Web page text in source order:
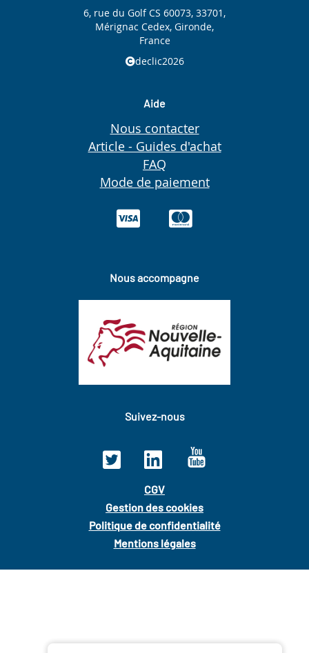
6, rue du Golf CS 60073, 33701,
Mérignac Cedex, Gironde,
France
declic2026
Aide
Nous contacter
Article - Guides d'achat
FAQ
Mode de paiement
Nous accompagne
Suivez-nous
CGV
Gestion des cookies
Politique de confidentialité
Mentions légales